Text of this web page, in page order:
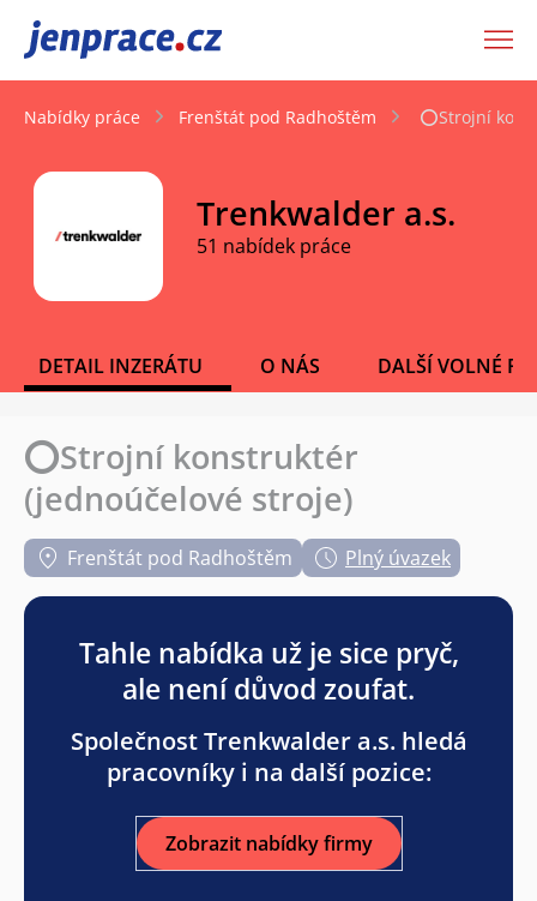
JenPráce.cz
Nabídky práce Frenštát pod Radhoštěm ⭕Strojní
Trenkwalder a.s.
51 nabídek práce
DETAIL INZERÁTU O NÁS DALŠÍ VOLNÉ
⭕Strojní konstruktér
(jednoúčelové stroje)
Frenštát pod Radhoštěm Plný úvazek
Tahle nabídka už je sice pryč,
ale není důvod zoufat.
Společnost Trenkwalder a.s. hledá
pracovníky i na další pozice:
Zobrazit nabídky firmy